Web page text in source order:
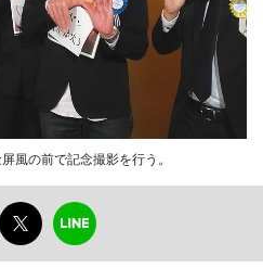
風の前で記念撮影を行う。